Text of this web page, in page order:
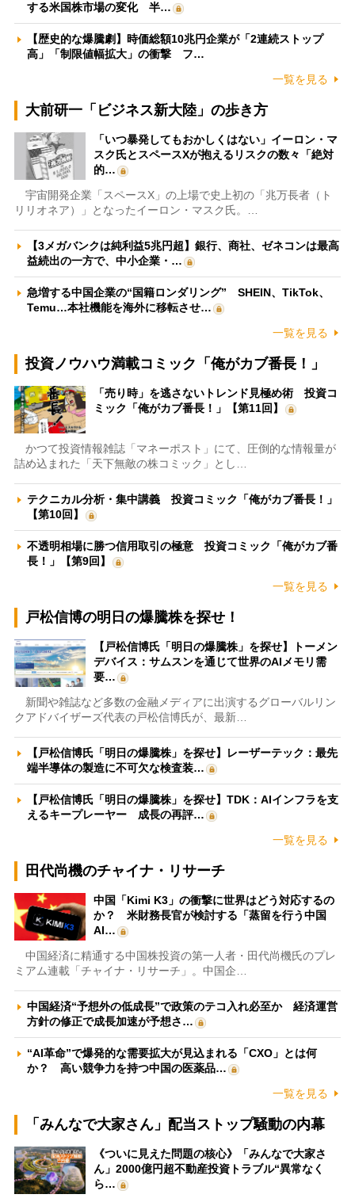
する米国株市場の変化 半…
【歴史的な爆騰劇】時価総額10兆円企業が「2連続ストップ
高」「制限値幅拡大」の衝撃 フ…
一覧を見る
大前研一「ビジネス新大陸」の歩き方
「いつ暴発してもおかしくはない」イーロン・マ
スク氏とスペースXが抱えるリスクの数々「絶対
的…
宇宙開発企業「スペースX」の上場で史上初の「兆万長者（ト
リリオネア）」となったイーロン・マスク氏。…
【3メガバンクは純利益5兆円超】銀行、商社、ゼネコンは最高
益続出の一方で、中小企業・…
急増する中国企業の“国籍ロンダリング” SHEIN、TikTok、
Temu…本社機能を海外に移転させ…
一覧を見る
投資ノウハウ満載コミック「俺がカブ番長！」
「売り時」を逃さないトレンド見極め術 投資コ
ミック「俺がカブ番長！」【第11回】
かつて投資情報雑誌「マネーポスト」にて、圧倒的な情報量が
詰め込まれた「天下無敵の株コミック」とし…
テクニカル分析・集中講義 投資コミック「俺がカブ番長！」
【第10回】
不透明相場に勝つ信用取引の極意 投資コミック「俺がカブ番
長！」【第9回】
一覧を見る
戸松信博の明日の爆騰株を探せ！
【戸松信博氏「明日の爆騰株」を探せ】トーメン
デバイス：サムスンを通じて世界のAIメモリ需
要…
新聞や雑誌など多数の金融メディアに出演するグローバルリン
クアドバイザーズ代表の戸松信博氏が、最新…
【戸松信博氏「明日の爆騰株」を探せ】レーザーテック：最先
端半導体の製造に不可欠な検査装…
【戸松信博氏「明日の爆騰株」を探せ】TDK：AIインフラを支
えるキープレーヤー 成長の再評…
一覧を見る
田代尚機のチャイナ・リサーチ
中国「Kimi K3」の衝撃に世界はどう対応するの
か？ 米財務長官が検討する「蒸留を行う中国
AI…
中国経済に精通する中国株投資の第一人者・田代尚機氏のプレ
ミアム連載「チャイナ・リサーチ」。中国企…
中国経済“予想外の低成長”で政策のテコ入れ必至か 経済運営
方針の修正で成長加速が予想さ…
“AI革命”で爆発的な需要拡大が見込まれる「CXO」とは何
か？ 高い競争力を持つ中国の医薬品…
一覧を見る
「みんなで大家さん」配当ストップ騒動の内幕
《ついに見えた問題の核心》「みんなで大家さ
ん」2000億円超不動産投資トラブル“異常なく
ら…